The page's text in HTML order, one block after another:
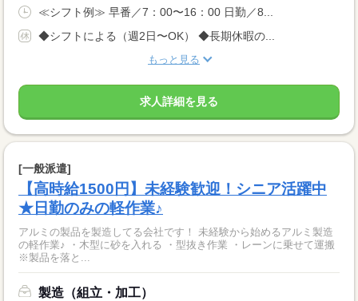
≪シフト例≫ 早番／7：00〜16：00 日勤／8...
◆シフトによる（週2日〜OK） ◆長期休暇の...
もっと見る
求人詳細を見る
[一般派遣]
【高時給1500円】未経験歓迎！シニア活躍中
★日勤のみの軽作業♪
アルミの製品を製造してる会社です！ 未経験から始めるアルミ製造
の軽作業♪ ・木型に砂を入れる ・型抜き作業 ・レーンに乗せて運搬
※製品を落と...
製造（組立・加工）